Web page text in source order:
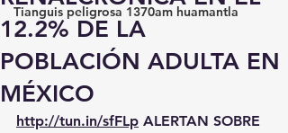
Tianguis peligrosa 1370am huamantla
12.2% DE LA
POBLACIÓN ADULTA EN
MÉXICO
http://tun.in/sfFLp ALERTAN SOBRE